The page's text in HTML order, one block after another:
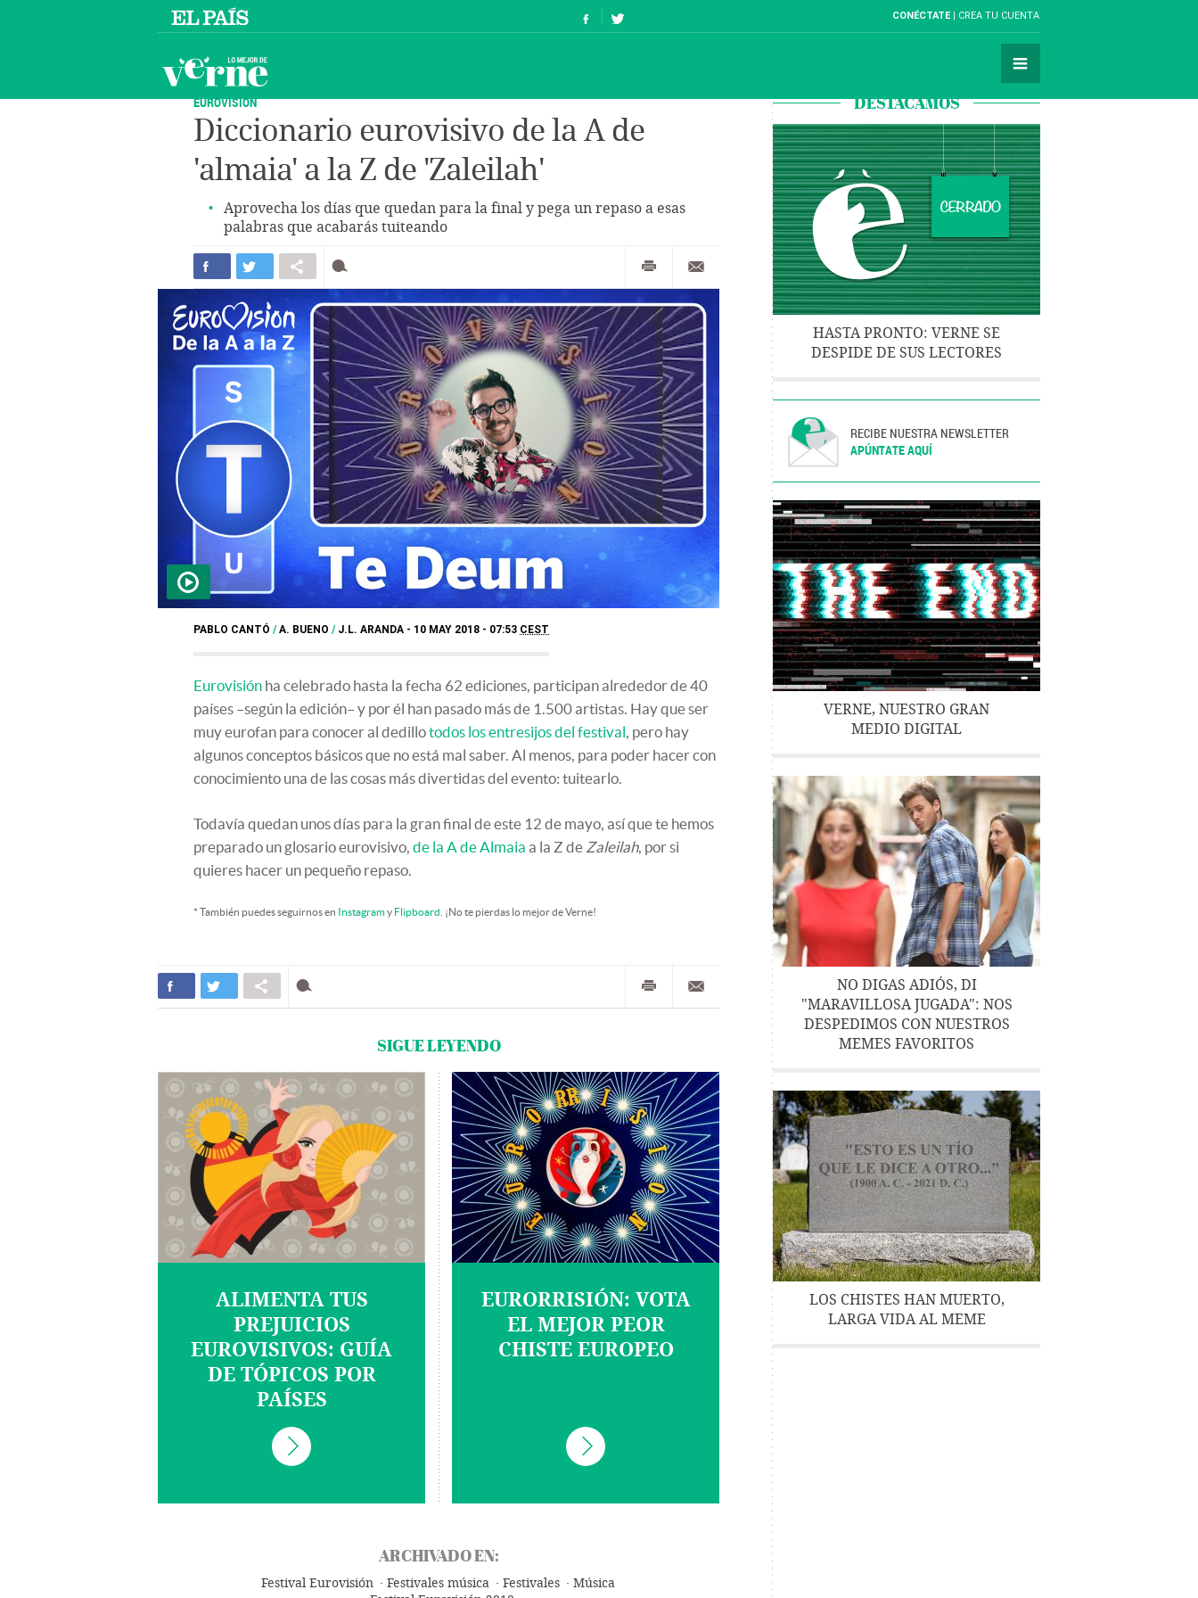
CONÉCTATE CREA TU CUENTA
EUROVISIÓN
Diccionario eurovisivo de la A de
'almaia' a la Z de 'Zaleilah'
Aprovecha los días que quedan para la final y pega un repaso a esas
palabras que acabarás tuiteando
PABLO CANTÓ /A. BUENO / J.L. ARANDA 10 MAY 2018 - 07:53 CEST
Eurovisión ha celebrado hasta la fecha 62 ediciones, participan alrededor de 40
países –según la edición– y por él han pasado más de 1.500 artistas. Hay que ser
muy eurofan para conocer al dedillotodos los entresijos del festival , pero hay
algunos conceptos básicos que no está mal saber. Al menos, para poder hacer con
conocimiento una de las cosas más divertidas del evento: tuitearlo.
Todavía quedan unos días para la gran final de este 12 de mayo, así que te hemos
preparado un glosario eurovisivo, de la A de Almaia a la Z de Zaleilah, por si
quieres hacer un pequeño repaso.
* También puedes seguirnos en Instagramy Flipboard . ¡No te pierdas lo mejor de Verne!
SIGUE LEYENDO
ALIMENTA TUS
PREJUICIOS
EUROVISIVOS: GUÍA
DE TÓPICOS POR
PAÍSES
EURORRISIÓN: VOTA
EL MEJOR PEOR
CHISTE EUROPEO
ARCHIVADO EN:
Festival Eurovisión Festivales música Festivales
Música
DESTACAMOS
HASTA PRONTO: VERNE SE
DESPIDE DE SUS LECTORES
RECIBE NUESTRA NEWSLETTER
APÚNTATE AQUÍ
VERNE, NUESTRO GRAN
MEDIO DIGITAL
NO DIGAS ADIÓS, DI
"MARAVILLOSA JUGADA": NOS
DESPEDIMOS CON NUESTROS
MEMES FAVORITOS
LOS CHISTES HAN MUERTO,
LARGA VIDA AL MEME